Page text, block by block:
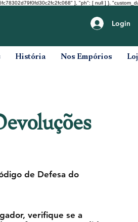
], "ph": [ null ] },
Login
História Nos Empórios
de Defesa do
verifique se a